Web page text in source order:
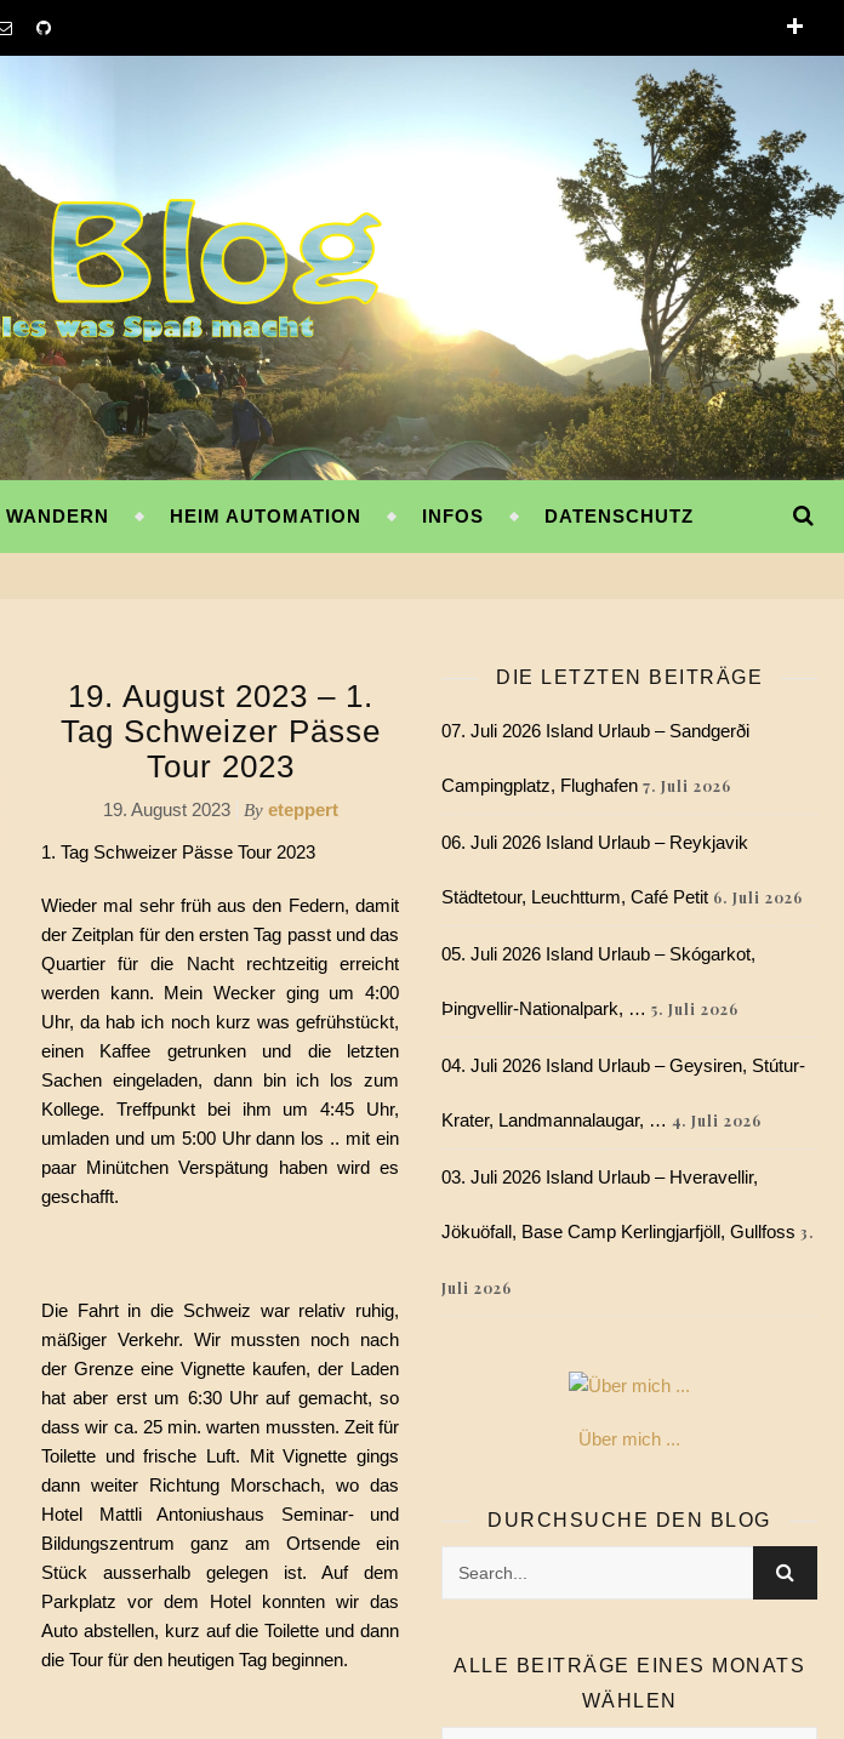
WANDERN HEIM AUTOMATION INFOS DATENSCHUTZ
19. August 2023 – 1.
Tag Schweizer Pässe
Tour 2023
19. August 2023 By eteppert
1. Tag Schweizer Pässe Tour 2023
Wieder mal sehr früh aus den Federn, damit
der Zeitplan für den ersten Tag passt und das
Quartier für die Nacht rechtzeitig erreicht
werden kann. Mein Wecker ging um 4:00
Uhr, da hab ich noch kurz was gefrühstückt,
einen Kaffee getrunken und die letzten
Sachen eingeladen, dann bin ich los zum
Kollege. Treffpunkt bei ihm um 4:45 Uhr,
umladen und um 5:00 Uhr dann los .. mit ein
paar Minütchen Verspätung haben wird es
geschafft.
Die Fahrt in die Schweiz war relativ ruhig,
mäßiger Verkehr. Wir mussten noch nach
der Grenze eine Vignette kaufen, der Laden
hat aber erst um 6:30 Uhr auf gemacht, so
dass wir ca. 25 min. warten mussten. Zeit für
Toilette und frische Luft. Mit Vignette gings
dann weiter Richtung Morschach, wo das
Hotel Mattli Antoniushaus Seminar- und
Bildungszentrum ganz am Ortsende ein
Stück ausserhalb gelegen ist. Auf dem
Parkplatz vor dem Hotel konnten wir das
Auto abstellen, kurz auf die Toilette und dann
die Tour für den heutigen Tag beginnen.
DIE LETZTEN BEITRÄGE
07. Juli 2026 Island Urlaub – Sandgerði
Campingplatz, Flughafen 7. Juli 2026
06. Juli 2026 Island Urlaub – Reykjavik
Städtetour, Leuchtturm, Café Petit 6. Juli 2026
05. Juli 2026 Island Urlaub – Skógarkot,
Þingvellir-Nationalpark, … 5. Juli 2026
04. Juli 2026 Island Urlaub – Geysiren, Stútur-
Krater, Landmannalaugar, … 4. Juli 2026
03. Juli 2026 Island Urlaub – Hveravellir,
Jökuöfall, Base Camp Kerlingjarfjöll, Gullfoss 3.
Juli 2026
Über mich ...
DURCHSUCHE DEN BLOG
ALLE BEITRÄGE EINES MONATS
WÄHLEN